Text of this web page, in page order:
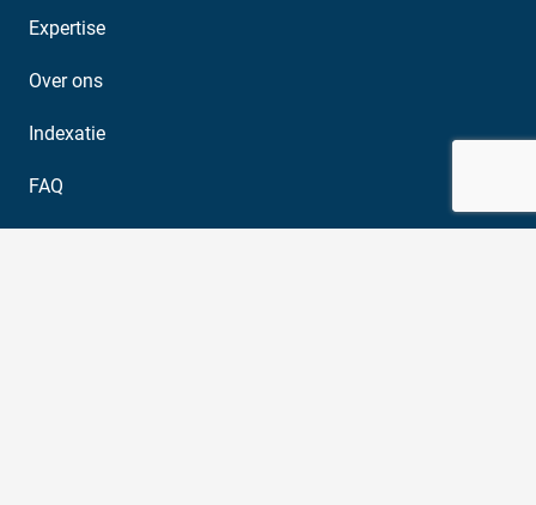
Expertise
Over ons
Indexatie
FAQ